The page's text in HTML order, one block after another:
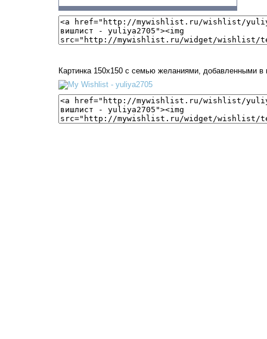
Картинка 150x150 с семью желаниями, добавленными